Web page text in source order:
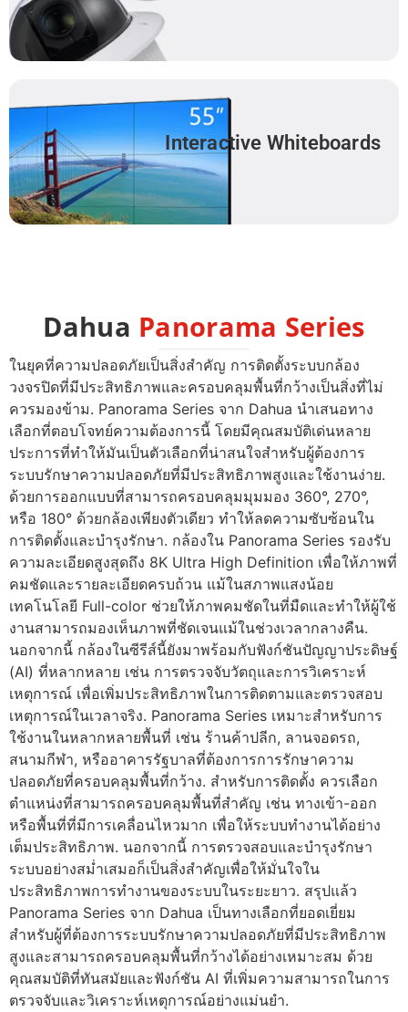
Interactive Whiteboards
Dahua Panorama Series
ในยุคที่ความปลอดภัยเป็นสิ่งสำคัญ การติดตั้งระบบกล้อง
วงจรปิดที่มีประสิทธิภาพและครอบคลุมพื้นที่กว้างเป็นสิ่งที่ไม่
ควรมองข้าม. Panorama Series จาก Dahua นำเสนอทาง
เลือกที่ตอบโจทย์ความต้องการนี้ โดยมีคุณสมบัติเด่นหลาย
ประการที่ทำให้มันเป็นตัวเลือกที่น่าสนใจสำหรับผู้ต้องการ
ระบบรักษาความปลอดภัยที่มีประสิทธิภาพสูงและใช้งานง่าย.
ด้วยการออกแบบที่สามารถครอบคลุมมุมมอง 360°, 270°,
หรือ 180° ด้วยกล้องเพียงตัวเดียว ทำให้ลดความซับซ้อนใน
การติดตั้งและบำรุงรักษา. กล้องใน Panorama Series รองรับ
ความละเอียดสูงสุดถึง 8K Ultra High Definition เพื่อให้ภาพที่
คมชัดและรายละเอียดครบถ้วน แม้ในสภาพแสงน้อย
เทคโนโลยี Full-color ช่วยให้ภาพคมชัดในที่มืดและทำให้ผู้ใช้
งานสามารถมองเห็นภาพที่ชัดเจนแม้ในช่วงเวลากลางคืน.
นอกจากนี้ กล้องในซีรีส์นี้ยังมาพร้อมกับฟังก์ชันปัญญาประดิษฐ์
(AI) ที่หลากหลาย เช่น การตรวจจับวัตถุและการวิเคราะห์
เหตุการณ์ เพื่อเพิ่มประสิทธิภาพในการติดตามและตรวจสอบ
เหตุการณ์ในเวลาจริง. Panorama Series เหมาะสำหรับการ
ใช้งานในหลากหลายพื้นที่ เช่น ร้านค้าปลีก, ลานจอดรถ,
สนามกีฬา, หรืออาคารรัฐบาลที่ต้องการการรักษาความ
ปลอดภัยที่ครอบคลุมพื้นที่กว้าง. สำหรับการติดตั้ง ควรเลือก
ตำแหน่งที่สามารถครอบคลุมพื้นที่สำคัญ เช่น ทางเข้า-ออก
หรือพื้นที่ที่มีการเคลื่อนไหวมาก เพื่อให้ระบบทำงานได้อย่าง
เต็มประสิทธิภาพ. นอกจากนี้ การตรวจสอบและบำรุงรักษา
ระบบอย่างสม่ำเสมอก็เป็นสิ่งสำคัญเพื่อให้มั่นใจใน
ประสิทธิภาพการทำงานของระบบในระยะยาว. สรุปแล้ว
Panorama Series จาก Dahua เป็นทางเลือกที่ยอดเยี่ยม
สำหรับผู้ที่ต้องการระบบรักษาความปลอดภัยที่มีประสิทธิภาพ
สูงและสามารถครอบคลุมพื้นที่กว้างได้อย่างเหมาะสม ด้วย
คุณสมบัติที่ทันสมัยและฟังก์ชัน AI ที่เพิ่มความสามารถในการ
ตรวจจับและวิเคราะห์เหตุการณ์อย่างแม่นยำ.